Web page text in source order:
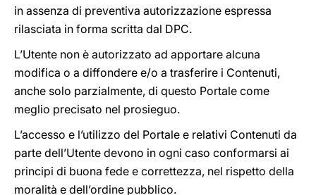
in assenza di preventiva autorizzazione espressa
rilasciata in forma scritta dal DPC.
L’Utente non è autorizzato ad apportare alcuna
modifica o a diffondere e/o a trasferire i Contenuti,
anche solo parzialmente, di questo Portale come
meglio precisato nel prosieguo.
L’accesso e l’utilizzo del Portale e relativi Contenuti da
parte dell’Utente devono in ogni caso conformarsi ai
principi di buona fede e correttezza, nel rispetto della
moralità e dell’ordine pubblico.